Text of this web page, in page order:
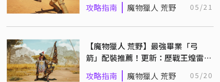
攻略指南 魔物獵人 荒野 05/21
【魔物獵人 荒野】最強畢業「弓
箭」配裝推薦！更新：歷戰王煌雷龍
配裝
攻略指南 魔物獵人 荒野 05/20